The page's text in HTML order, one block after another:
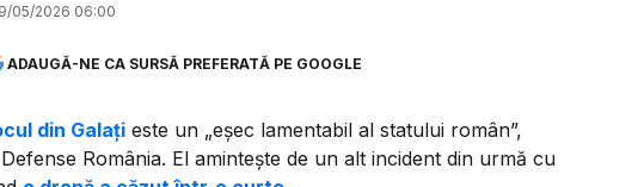
05/2026 06:00
ADAUGĂ-NE CA SURSĂ PREFERATĂ PE GOOGLE
din Galați este un „eșec lamentabil al statului român”,
România. El amintește de un alt incident din urmă cu